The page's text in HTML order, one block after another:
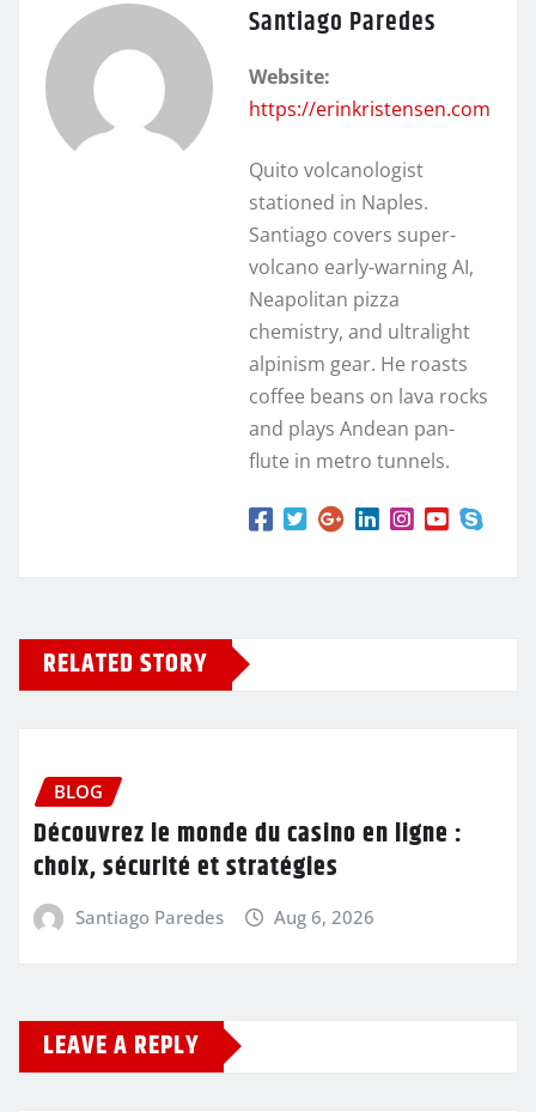
Santiago Paredes
Website:
https://erinkristensen.com
Quito volcanologist
stationed in Naples.
Santiago covers super-
volcano early-warning AI,
Neapolitan pizza
chemistry, and ultralight
alpinism gear. He roasts
coffee beans on lava rocks
and plays Andean pan-
flute in metro tunnels.
RELATED STORY
BLOG
Découvrez le monde du casino en ligne :
choix, sécurité et stratégies
Santiago Paredes Aug 6, 2026
LEAVE A REPLY